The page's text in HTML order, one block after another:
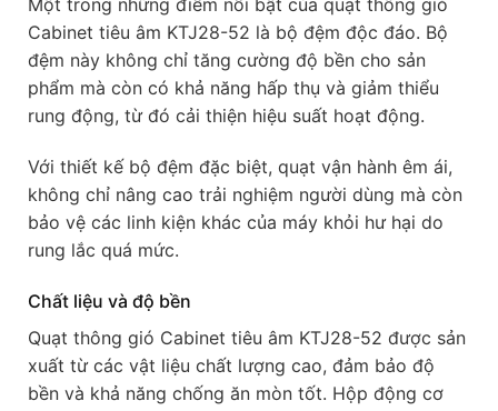
Một trong những điểm nổi bật của quạt thông gió
Cabinet tiêu âm KTJ28-52 là bộ đệm độc đáo. Bộ
đệm này không chỉ tăng cường độ bền cho sản
phẩm mà còn có khả năng hấp thụ và giảm thiểu
rung động, từ đó cải thiện hiệu suất hoạt động.
Với thiết kế bộ đệm đặc biệt, quạt vận hành êm ái,
không chỉ nâng cao trải nghiệm người dùng mà còn
bảo vệ các linh kiện khác của máy khỏi hư hại do
rung lắc quá mức.
Chất liệu và độ bền
Quạt thông gió Cabinet tiêu âm KTJ28-52 được sản
xuất từ các vật liệu chất lượng cao, đảm bảo độ
bền và khả năng chống ăn mòn tốt. Hộp động cơ